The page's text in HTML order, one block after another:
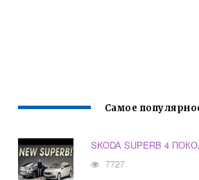
Самое
SKODA SUPERB 4
7727